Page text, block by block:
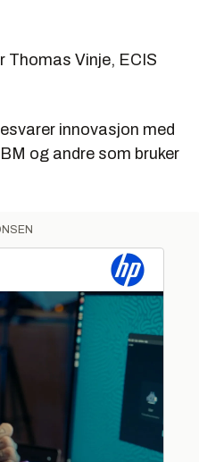
Thomas Vinje, ECIS
innovasjon med
og andre som bruker